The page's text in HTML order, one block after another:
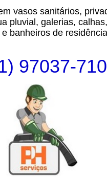
vasos sanitários,
pluvial, galerias,
banheiros de
97037-